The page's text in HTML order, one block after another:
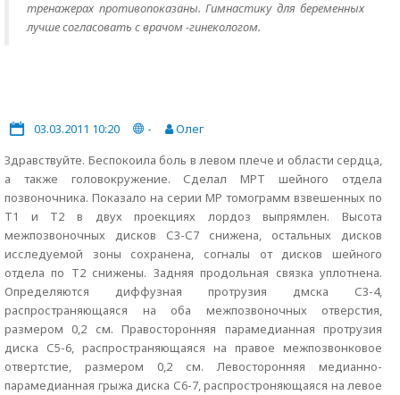
тренажерах противопоказаны. Гимнастику для беременных
лучше согласовать с врачом -гинекологом.
03.03.2011 10:20 -
Олег
Здравствуйте. Беспокоила боль в левом плече и области сердца,
а также головокружение. Сделал МРТ шейного отдела
позвоночника. Показало на серии МР томограмм взвешенных по
Т1 и Т2 в двух проекциях лордоз выпрямлен. Высота
межпозвоночных дисков С3-С7 снижена, остальных дисков
исследуемой зоны сохранена, согналы от дисков шейного
отдела по Т2 снижены. Задняя продольная связка уплотнена.
Определяются диффузная протрузия дмска С3-4,
распространяющаяся на оба межпозвоночных отверстия,
размером 0,2 см. Правосторонняя парамедианная протрузия
диска С5-6, распространяющаяся на правое межпозвонковое
отвертстие, размером 0,2 см. Левосторонняя медианно-
парамедианная грыжа диска С6-7, распростроняющаяся на левое